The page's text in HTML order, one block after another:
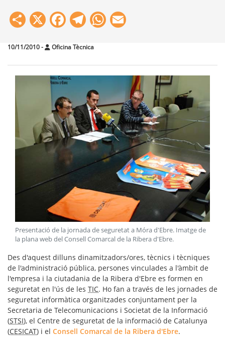
Share
X Facebook
Telegram
WhatsApp
10/11/2010- Oficina Tècnica
Presentació de la jornada de seguretat a Móra d'Ebre. Imatge de
la plana web del Consell Comarcal de la Ribera d'Ebre.
Des d'aquest dilluns dinamitzadors/ores, tècnics i tècniques
de l'administració pública, persones vinculades a l'àmbit de
l'empresa i la ciutadania de la Ribera d'Ebre es formen en
seguretat en l'ús de les TIC. Ho fan a través de les jornades de
seguretat informàtica organitzades conjuntament per la
Secretaria de Telecomunicacions i Societat de la Informació
(STSI), el Centre de seguretat de la informació de Catalunya
(CESICAT) i el Consell Comarcal de la Ribera d'Ebre.